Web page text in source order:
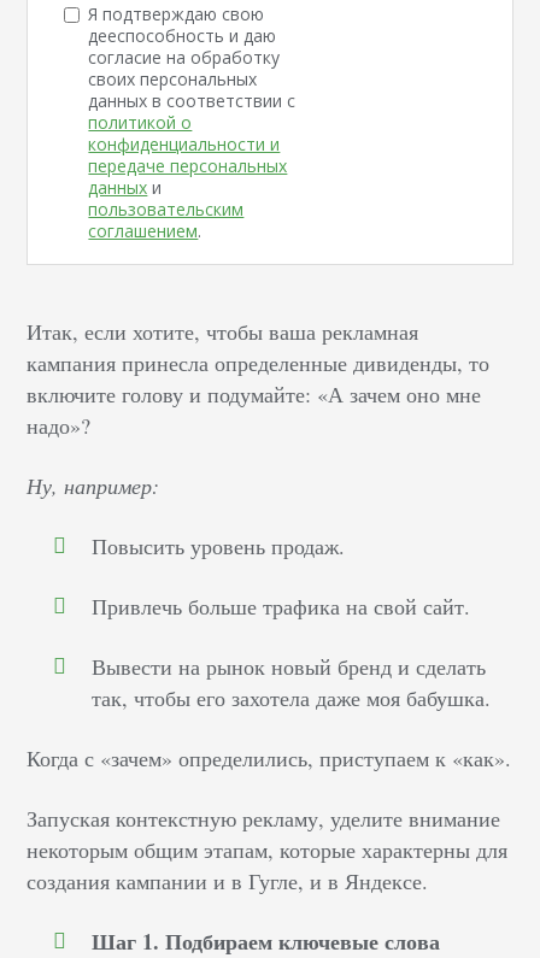
Я подтверждаю свою
дееспособность и даю
согласие на обработку
своих персональных
данных в соответствии с
политикой о
конфиденциальности и
передаче персональных
данных и
пользовательским
соглашением.
Итак, если хотите, чтобы ваша рекламная
кампания принесла определенные дивиденды, то
включите голову и подумайте: «А зачем оно мне
надо»?
Ну, например:
Повысить уровень продаж.
Привлечь больше трафика на свой сайт.
Вывести на рынок новый бренд и сделать
так, чтобы его захотела даже моя бабушка.
Когда с «зачем» определились, приступаем к «как».
Запуская контекстную рекламу, уделите внимание
некоторым общим этапам, которые характерны для
создания кампании и в Гугле, и в Яндексе.
Шаг 1. Подбираем ключевые слова